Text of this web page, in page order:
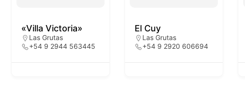
«Villa Victoria»
Las Grutas
+54 9 2944 563445
El Cuy
Las Grutas
+54 9 2920 606694